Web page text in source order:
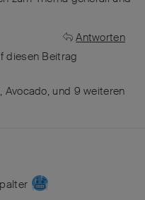
Antworten
diesen Beitrag
, Avocado, und 9 weiteren